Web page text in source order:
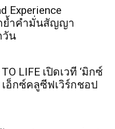
Experience
ย้ำคำมั่นสัญญา
วัน
LIFE เปิดเวที ‘มิกซ์
อ็กซ์คลูซีฟเวิร์กชอป